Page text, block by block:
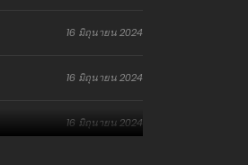
16 มิถุนายน 2024
16 มิถุนายน 2024
16 มิถุนายน 2024